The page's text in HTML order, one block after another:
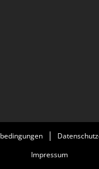
Impressum